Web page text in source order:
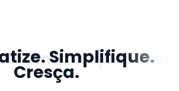
Simplifique.
Simplifique.
Cresça.